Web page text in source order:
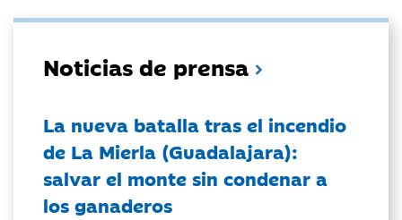
Noticias de prensa
La nueva batalla tras el incendio
de La Mierla (Guadalajara):
salvar el monte sin condenar a
los ganaderos